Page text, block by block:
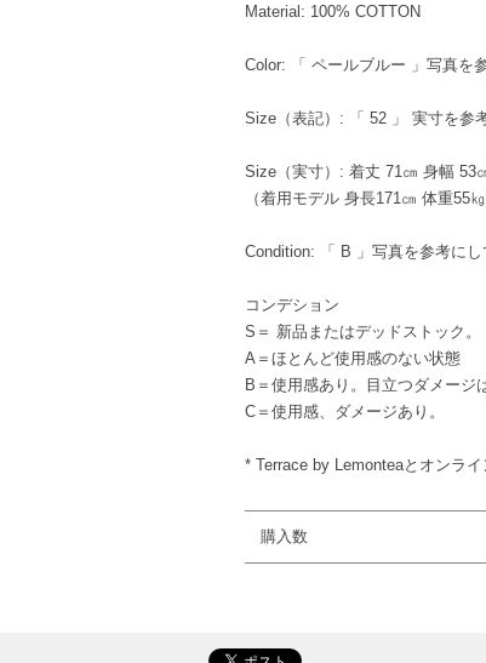
Material: 100% COTTON
Color: 「 ペールブルー 」写真を
Size（表記）: 「 52 」 実寸を参
Size（実寸）: 着丈 71㎝ 身幅 53
（着用モデル 身長171㎝ 体重55㎏
Condition: 「 B 」写真を参考にし
コンデション
S＝ 新品またはデッドストック。
A＝ほとんど使用感のない状態
B＝使用感あり。目立つダメージ
C＝使用感、ダメージあり。
* Terrace by Lemonteaとオンラ
購入数